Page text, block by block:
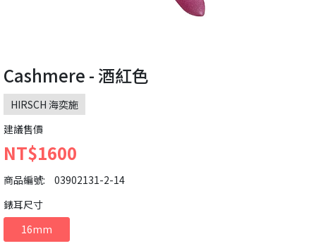
Cashmere - 酒紅色
HIRSCH 海奕施
建議售價
NT$1600
商品編號: 03902131-2-14
錶耳尺寸
16mm